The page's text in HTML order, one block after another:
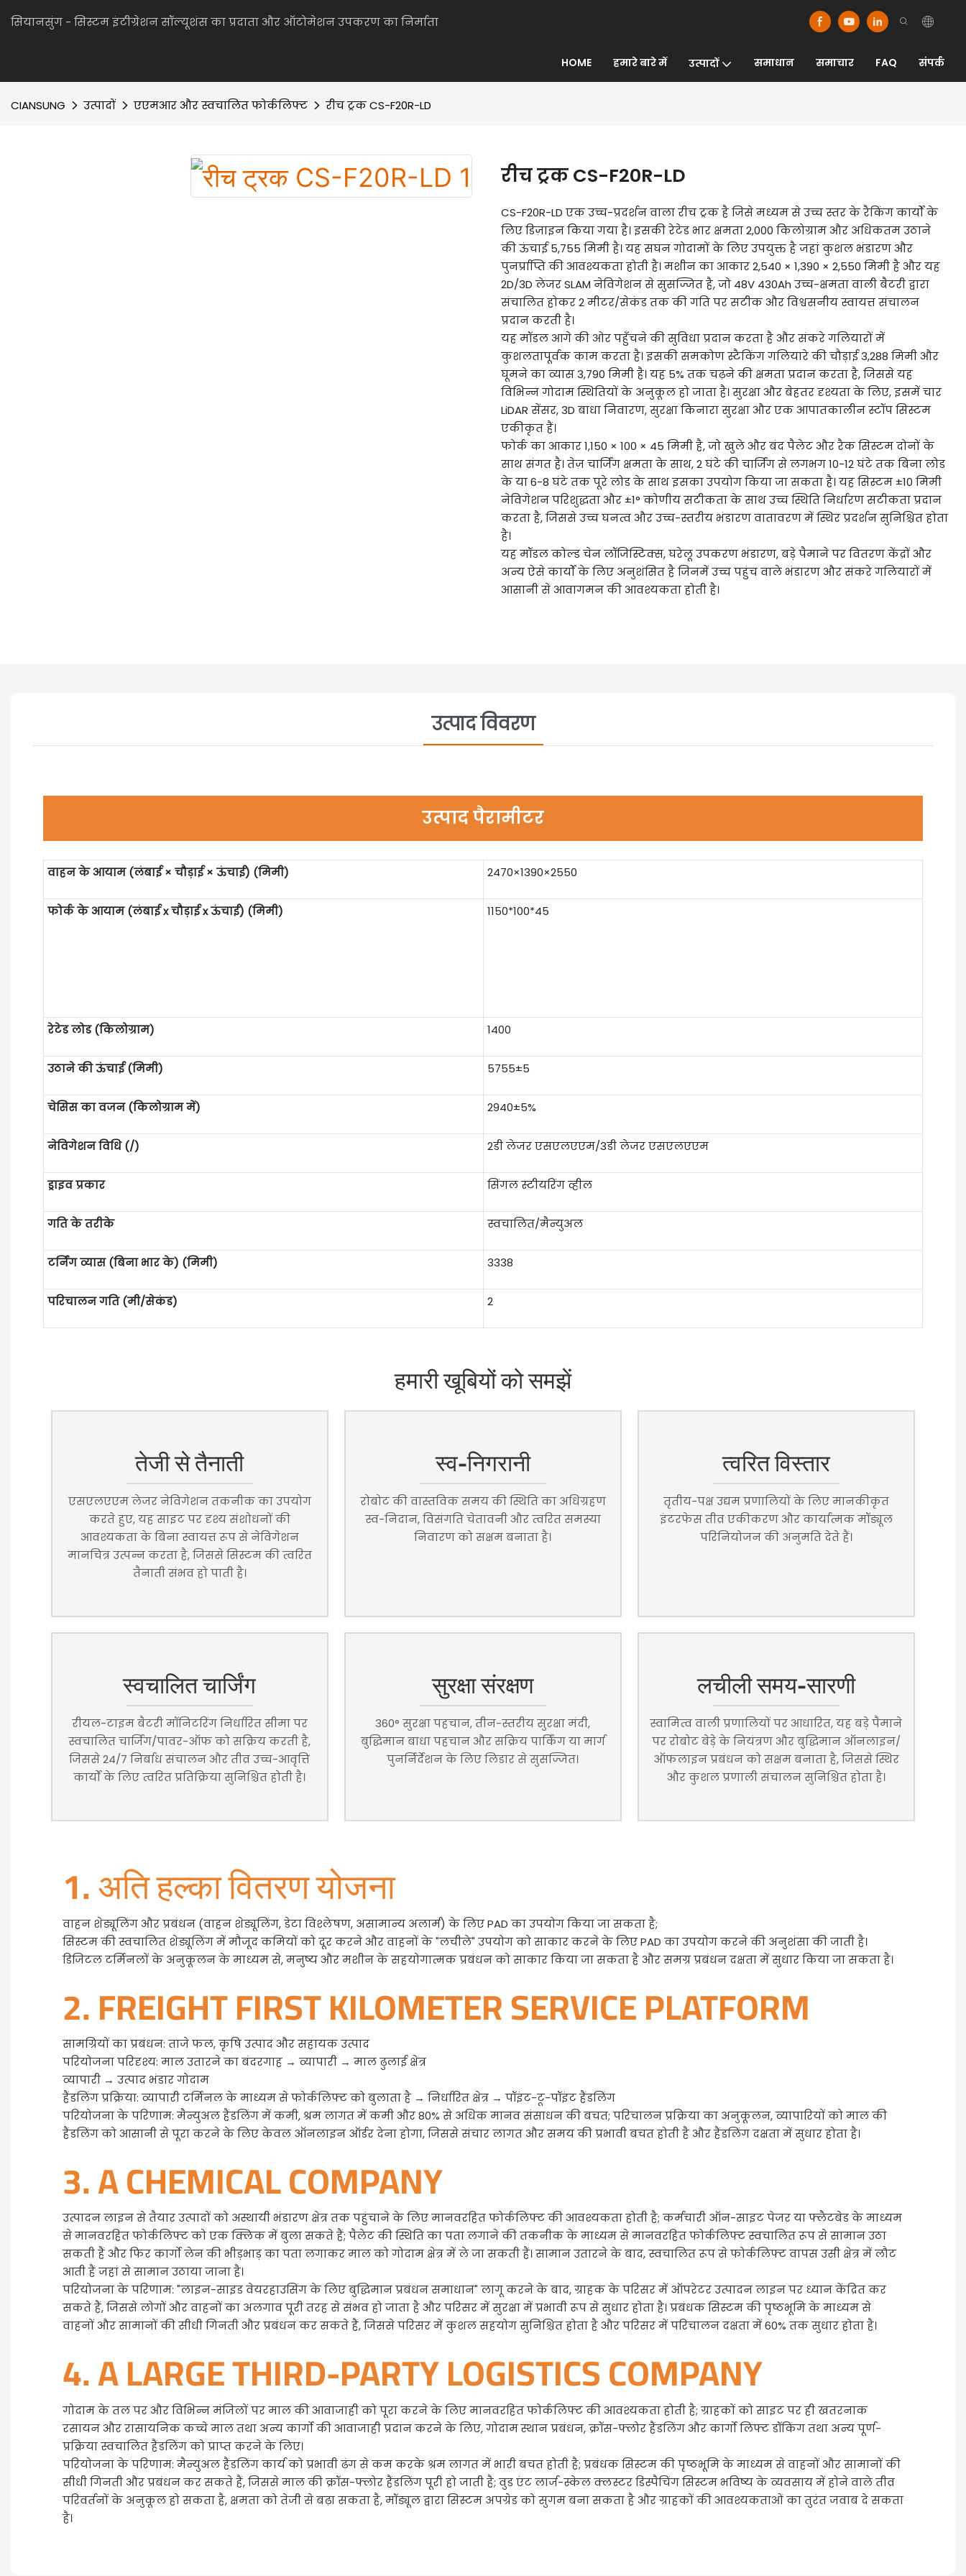
सियानसुंग - सिस्टम इंटीग्रेशन सॉल्यूशंस का प्रदाता और ऑटोमेशन उपकरण का निर्माता
HOME हमारे बारे में उत्पादों समाधान समाचार FAQ संपर्क
CIANSUNG उत्पादों एएमआर और स्वचालित फोर्कलिफ्ट रीच ट्रक CS-F20R-LD
रीच ट्रक CS-F20R-LD
CS-F20R-LD एक उच्च-प्रदर्शन वाला रीच ट्रक है जिसे मध्यम से उच्च स्तर के रैकिंग कार्यों के
लिए डिज़ाइन किया गया है। इसकी रेटेड भार क्षमता 2,000 किलोग्राम और अधिकतम उठाने
की ऊंचाई 5,755 मिमी है। यह सघन गोदामों के लिए उपयुक्त है जहां कुशल भंडारण और
पुनर्प्राप्ति की आवश्यकता होती है। मशीन का आकार 2,540 × 1,390 × 2,550 मिमी है और यह
2D/3D लेजर SLAM नेविगेशन से सुसज्जित है, जो 48V 430Ah उच्च-क्षमता वाली बैटरी द्वारा
संचालित होकर 2 मीटर/सेकंड तक की गति पर सटीक और विश्वसनीय स्वायत्त संचालन
प्रदान करती है।
यह मॉडल आगे की ओर पहुँचने की सुविधा प्रदान करता है और संकरे गलियारों में
कुशलतापूर्वक काम करता है। इसकी समकोण स्टैकिंग गलियारे की चौड़ाई 3,288 मिमी और
घूमने का व्यास 3,790 मिमी है। यह 5% तक चढ़ने की क्षमता प्रदान करता है, जिससे यह
विभिन्न गोदाम स्थितियों के अनुकूल हो जाता है। सुरक्षा और बेहतर दृश्यता के लिए, इसमें चार
LiDAR सेंसर, 3D बाधा निवारण, सुरक्षा किनारा सुरक्षा और एक आपातकालीन स्टॉप सिस्टम
एकीकृत हैं।
फोर्क का आकार 1,150 × 100 × 45 मिमी है, जो खुले और बंद पैलेट और रैक सिस्टम दोनों के
साथ संगत है। तेज़ चार्जिंग क्षमता के साथ, 2 घंटे की चार्जिंग से लगभग 10-12 घंटे तक बिना लोड
के या 6-8 घंटे तक पूरे लोड के साथ इसका उपयोग किया जा सकता है। यह सिस्टम ±10 मिमी
नेविगेशन परिशुद्धता और ±1° कोणीय सटीकता के साथ उच्च स्थिति निर्धारण सटीकता प्रदान
करता है, जिससे उच्च घनत्व और उच्च-स्तरीय भंडारण वातावरण में स्थिर प्रदर्शन सुनिश्चित होता
है।
यह मॉडल कोल्ड चेन लॉजिस्टिक्स, घरेलू उपकरण भंडारण, बड़े पैमाने पर वितरण केंद्रों और
अन्य ऐसे कार्यों के लिए अनुशंसित है जिनमें उच्च पहुंच वाले भंडारण और संकरे गलियारों में
आसानी से आवागमन की आवश्यकता होती है।
उत्पाद विवरण
उत्पाद पैरामीटर
वाहन के आयाम (लंबाई × चौड़ाई × ऊंचाई) (मिमी) 2470×1390×2550
फोर्क के आयाम (लंबाई x चौड़ाई x ऊंचाई) (मिमी) 1150*100*45
रेटेड लोड (किलोग्राम) 1400
उठाने की ऊंचाई (मिमी) 5755±5
चेसिस का वजन (किलोग्राम में) 2940±5%
नेविगेशन विधि (/) 2डी लेजर एसएलएएम/3डी लेजर एसएलएएम
ड्राइव प्रकार सिंगल स्टीयरिंग व्हील
गति के तरीके स्वचालित/मैन्युअल
टर्निंग व्यास (बिना भार के) (मिमी) 3338
परिचालन गति (मी/सेकंड) 2
हमारी खूबियों को समझें
तेजी से तैनाती
एसएलएएम लेजर नेविगेशन तकनीक का उपयोग
करते हुए, यह साइट पर दृश्य संशोधनों की
आवश्यकता के बिना स्वायत्त रूप से नेविगेशन
मानचित्र उत्पन्न करता है, जिससे सिस्टम की त्वरित
तैनाती संभव हो पाती है।
स्व-निगरानी
रोबोट की वास्तविक समय की स्थिति का अधिग्रहण
स्व-निदान, विसंगति चेतावनी और त्वरित समस्या
निवारण को सक्षम बनाता है।
त्वरित विस्तार
तृतीय-पक्ष उद्यम प्रणालियों के लिए मानकीकृत
इंटरफेस तीव्र एकीकरण और कार्यात्मक मॉड्यूल
परिनियोजन की अनुमति देते हैं।
स्वचालित चार्जिंग
रीयल-टाइम बैटरी मॉनिटरिंग निर्धारित सीमा पर
स्वचालित चार्जिंग/पावर-ऑफ को सक्रिय करती है,
जिससे 24/7 निर्बाध संचालन और तीव्र उच्च-आवृत्ति
कार्यों के लिए त्वरित प्रतिक्रिया सुनिश्चित होती है।
सुरक्षा संरक्षण
360° सुरक्षा पहचान, तीन-स्तरीय सुरक्षा मंदी,
बुद्धिमान बाधा पहचान और सक्रिय पार्किंग या मार्ग
पुनर्निर्देशन के लिए लिडार से सुसज्जित।
लचीली समय-सारणी
स्वामित्व वाली प्रणालियों पर आधारित, यह बड़े पैमाने
पर रोबोट बेड़े के नियंत्रण और बुद्धिमान ऑनलाइन/
ऑफलाइन प्रबंधन को सक्षम बनाता है, जिससे स्थिर
और कुशल प्रणाली संचालन सुनिश्चित होता है।
1. अति हल्का वितरण योजना
वाहन शेड्यूलिंग और प्रबंधन (वाहन शेड्यूलिंग, डेटा विश्लेषण, असामान्य अलार्म) के लिए PAD का उपयोग किया जा सकता है;
सिस्टम की स्वचालित शेड्यूलिंग में मौजूद कमियों को दूर करने और वाहनों के "लचीले" उपयोग को साकार करने के लिए PAD का उपयोग करने की अनुशंसा की जाती है।
डिजिटल टर्मिनलों के अनुकूलन के माध्यम से, मनुष्य और मशीन के सहयोगात्मक प्रबंधन को साकार किया जा सकता है और समग्र प्रबंधन दक्षता में सुधार किया जा सकता है।
2. FREIGHT FIRST KILOMETER SERVICE PLATFORM
सामग्रियों का प्रबंधन: ताजे फल, कृषि उत्पाद और सहायक उत्पाद
परियोजना परिदृश्य: माल उतारने का बंदरगाह → व्यापारी → माल ढुलाई क्षेत्र
व्यापारी → उत्पाद भंडार गोदाम
हैंडलिंग प्रक्रिया: व्यापारी टर्मिनल के माध्यम से फोर्कलिफ्ट को बुलाता है → निर्धारित क्षेत्र → पॉइंट-टू-पॉइंट हैंडलिंग
परियोजना के परिणाम: मैन्युअल हैंडलिंग में कमी, श्रम लागत में कमी और 80% से अधिक मानव संसाधन की बचत; परिचालन प्रक्रिया का अनुकूलन, व्यापारियों को माल की
हैंडलिंग को आसानी से पूरा करने के लिए केवल ऑनलाइन ऑर्डर देना होगा, जिससे संचार लागत और समय की प्रभावी बचत होती है और हैंडलिंग दक्षता में सुधार होता है।
3. A CHEMICAL COMPANY
उत्पादन लाइन से तैयार उत्पादों को अस्थायी भंडारण क्षेत्र तक पहुंचाने के लिए मानवरहित फोर्कलिफ्ट की आवश्यकता होती है; कर्मचारी ऑन-साइट पेजर या फ्लैटबेड के माध्यम
से मानवरहित फोर्कलिफ्ट को एक क्लिक में बुला सकते हैं; पैलेट की स्थिति का पता लगाने की तकनीक के माध्यम से मानवरहित फोर्कलिफ्ट स्वचालित रूप से सामान उठा
सकती हैं और फिर कार्गो लेन की भीड़भाड़ का पता लगाकर माल को गोदाम क्षेत्र में ले जा सकती हैं। सामान उतारने के बाद, स्वचालित रूप से फोर्कलिफ्ट वापस उसी क्षेत्र में लौट
आती हैं जहां से सामान उठाया जाना है।
परियोजना के परिणाम: "लाइन-साइड वेयरहाउसिंग के लिए बुद्धिमान प्रबंधन समाधान" लागू करने के बाद, ग्राहक के परिसर में ऑपरेटर उत्पादन लाइन पर ध्यान केंद्रित कर
सकते हैं, जिससे लोगों और वाहनों का अलगाव पूरी तरह से संभव हो जाता है और परिसर में सुरक्षा में प्रभावी रूप से सुधार होता है। प्रबंधक सिस्टम की पृष्ठभूमि के माध्यम से
वाहनों और सामानों की सीधी गिनती और प्रबंधन कर सकते हैं, जिससे परिसर में कुशल सहयोग सुनिश्चित होता है और परिसर में परिचालन दक्षता में 60% तक सुधार होता है।
4. A LARGE THIRD-PARTY LOGISTICS COMPANY
गोदाम के तल पर और विभिन्न मंजिलों पर माल की आवाजाही को पूरा करने के लिए मानवरहित फोर्कलिफ्ट की आवश्यकता होती है; ग्राहकों को साइट पर ही खतरनाक
रसायन और रासायनिक कच्चे माल तथा अन्य कार्गो की आवाजाही प्रदान करने के लिए, गोदाम स्थान प्रबंधन, क्रॉस-फ्लोर हैंडलिंग और कार्गो लिफ्ट डॉकिंग तथा अन्य पूर्ण-
प्रक्रिया स्वचालित हैंडलिंग को प्राप्त करने के लिए।
परियोजना के परिणाम: मैन्युअल हैंडलिंग कार्य को प्रभावी ढंग से कम करके श्रम लागत में भारी बचत होती है; प्रबंधक सिस्टम की पृष्ठभूमि के माध्यम से वाहनों और सामानों की
सीधी गिनती और प्रबंधन कर सकते हैं, जिससे माल की क्रॉस-फ्लोर हैंडलिंग पूरी हो जाती है; वुड एंट लार्ज-स्केल क्लस्टर डिस्पैचिंग सिस्टम भविष्य के व्यवसाय में होने वाले तीव्र
परिवर्तनों के अनुकूल हो सकता है, क्षमता को तेजी से बढ़ा सकता है, मॉड्यूल द्वारा सिस्टम अपग्रेड को सुगम बना सकता है और ग्राहकों की आवश्यकताओं का तुरंत जवाब दे सकता
है।